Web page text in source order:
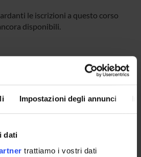
Impostazioni degli annunci
dati
trattiamo i vostri dati
le iscrizioni a questo corso
disponibili.
Saperi Minimi (OFA)